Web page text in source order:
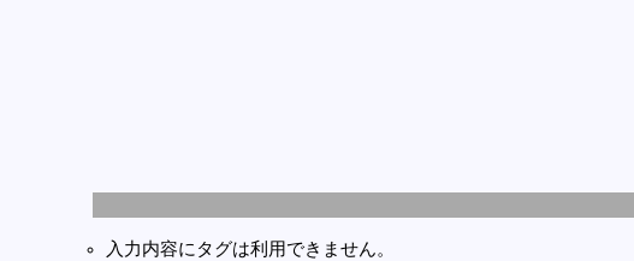
入力内容にタグは利用できません。